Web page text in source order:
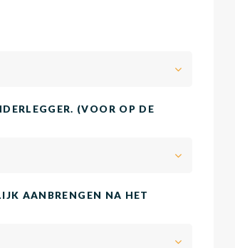
(VOOR OP DE
AANBRENGEN NA HET